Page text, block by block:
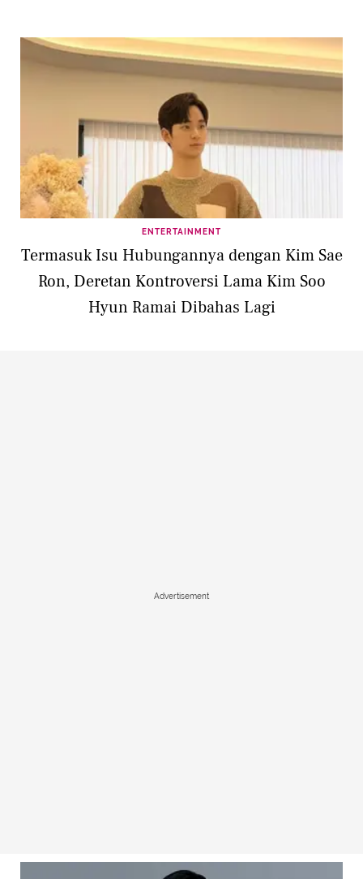
ENTERTAINMENT
Termasuk Isu Hubungannya dengan Kim Sae
Ron, Deretan Kontroversi Lama Kim Soo
Hyun Ramai Dibahas Lagi
Advertisement